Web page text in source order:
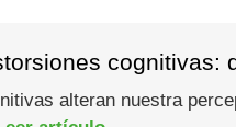
cognitivas:
alteran nuestra